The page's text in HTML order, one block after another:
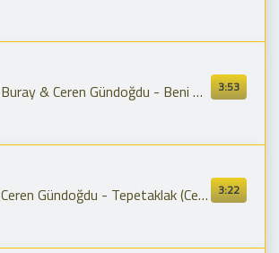
3:53
Buray & Ceren Gündoğdu - Beni Affet (Harbiye Açıkhava Konser)
3:22
Ceren Gündoğdu - Tepetaklak (Ceren Gündoğdu)